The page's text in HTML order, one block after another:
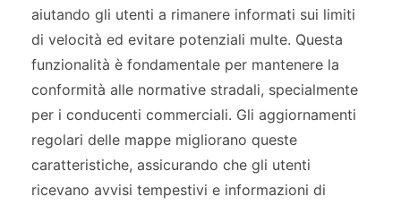
aiutando gli utenti a rimanere informati sui limiti
di velocità ed evitare potenziali multe. Questa
funzionalità è fondamentale per mantenere la
conformità alle normative stradali, specialmente
per i conducenti commerciali. Gli aggiornamenti
regolari delle mappe migliorano queste
caratteristiche, assicurando che gli utenti
ricevano avvisi tempestivi e informazioni di